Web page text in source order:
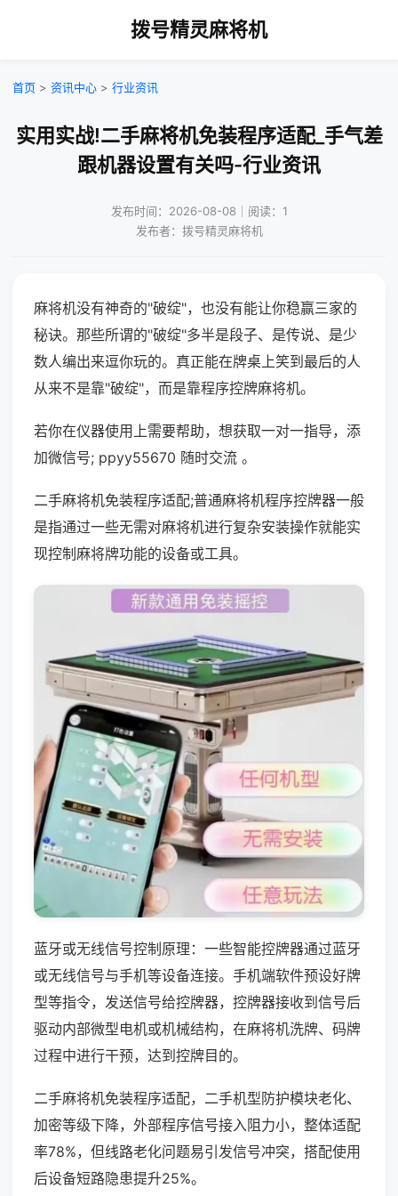
拨号精灵麻将机
首页 > 资讯中心 > 行业资讯
实用实战!二手麻将机免装程序适配_手气差
跟机器设置有关吗-行业资讯
发布时间：2026-08-08｜阅读：1
发布者：拨号精灵麻将机
麻将机没有神奇的"破绽"，也没有能让你稳赢三家的
秘诀。那些所谓的"破绽"多半是段子、是传说、是少
数人编出来逗你玩的。真正能在牌桌上笑到最后的人
从来不是靠"破绽"，而是靠程序控牌麻将机。
若你在仪器使用上需要帮助，想获取一对一指导，添
加微信号; ppyy55670 随时交流 。
二手麻将机免装程序适配;普通麻将机程序控牌器一般
是指通过一些无需对麻将机进行复杂安装操作就能实
现控制麻将牌功能的设备或工具。
蓝牙或无线信号控制原理：一些智能控牌器通过蓝牙
或无线信号与手机等设备连接。手机端软件预设好牌
型等指令，发送信号给控牌器，控牌器接收到信号后
驱动内部微型电机或机械结构，在麻将机洗牌、码牌
过程中进行干预，达到控牌目的。
二手麻将机免装程序适配，二手机型防护模块老化、
加密等级下降，外部程序信号接入阻力小，整体适配
率78%，但线路老化问题易引发信号冲突，搭配使用
后设备短路隐患提升25%。